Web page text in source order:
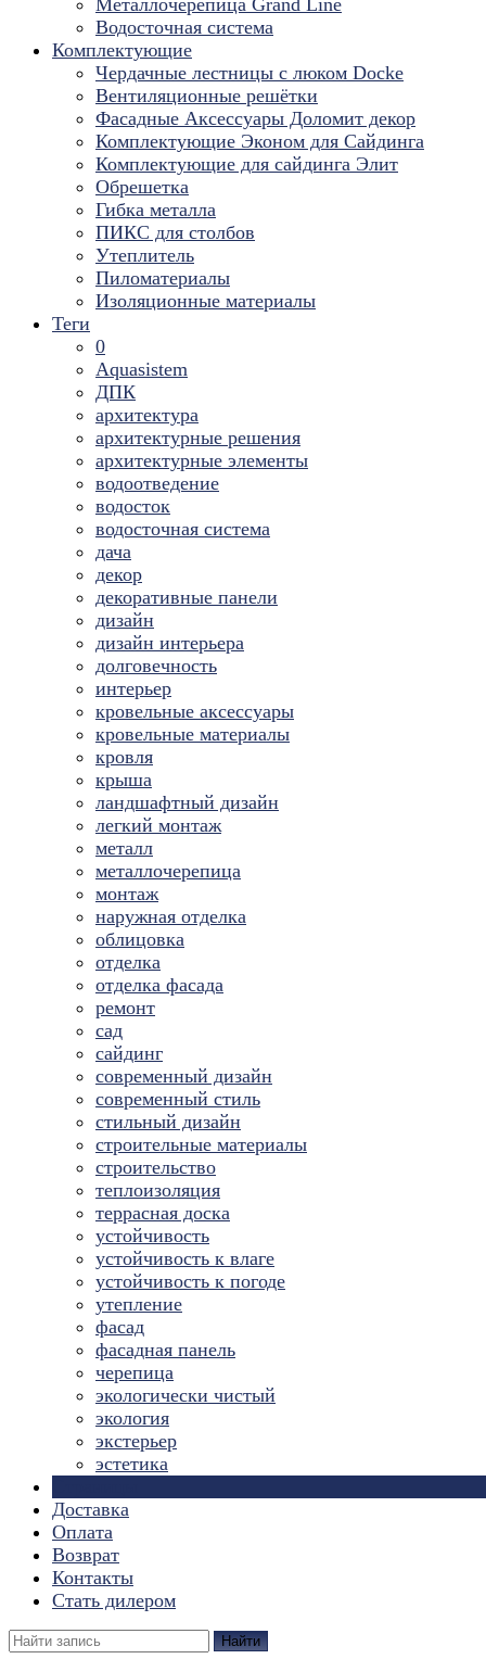
Металлочерепица Grand Line
Водосточная система
Комплектующие
Чердачные лестницы с люком Docke
Вентиляционные решётки
Фасадные Аксессуары Доломит декор
Комплектующие Эконом для Сайдинга
Комплектующие для cайдинга Элит
Обрешетка
Гибка металла
ПИКС для столбов
Утеплитель
Пиломатериалы
Изоляционные материалы
Теги
0
Aquasistem
ДПК
архитектура
архитектурные решения
архитектурные элементы
водоотведение
водосток
водосточная система
дача
декор
декоративные панели
дизайн
дизайн интерьера
долговечность
интерьер
кровельные аксессуары
кровельные материалы
кровля
крыша
ландшафтный дизайн
легкий монтаж
металл
металлочерепица
монтаж
наружная отделка
облицовка
отделка
отделка фасада
ремонт
сад
сайдинг
современный дизайн
современный стиль
стильный дизайн
строительные материалы
строительство
теплоизоляция
террасная доска
устойчивость
устойчивость к влаге
устойчивость к погоде
утепление
фасад
фасадная панель
черепица
экологически чистый
экология
экстерьер
эстетика
Доставка
Оплата
Возврат
Контакты
Стать дилером
Найти